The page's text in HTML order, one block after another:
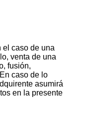
el caso de una
venta de una
fusión,
caso de lo
asumirá
en la presente